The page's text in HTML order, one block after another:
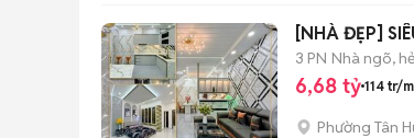
[NHÀ ĐẸP]
3 PN Nhà ngõ,
6,68 tỷ 114 tr/
Phường Tân